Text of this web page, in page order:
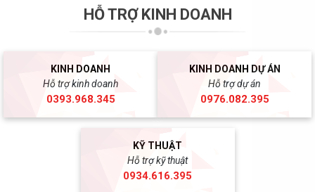
HỖ TRỢ KINH DOANH
KINH DOANH
Hỗ trợ kinh doanh
0393.968.345
KINH DOANH DỰ ÁN
Hỗ trợ dự án
0976.082.395
KỸ THUẬT
Hỗ trợ kỹ thuật
0934.616.395